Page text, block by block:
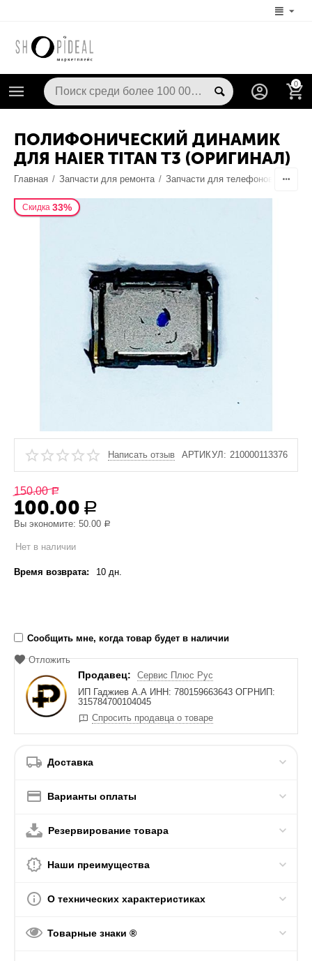
0
ПОЛИФОНИЧЕСКИЙ ДИНАМИК
ДЛЯ HAIER TITAN T3 (ОРИГИНАЛ)
Главная / Запчасти для ремонта / Запчасти для телефонов
Скидка 33%
Написать отзыв АРТИКУЛ: 210000113376
150.00 Р
100.00 Р
Вы экономите:50.00 Р
Нет в наличии
Время возврата: 10 дн.
Сообщить мне, когда товар будет в наличии
Отложить
Продавец:
Сервис Плюс Рус
ИП Гаджиев А.А ИНН: 780159663643 ОГРНИП:
315784700104045
Спросить продавца о товаре
Доставка
Варианты оплаты
Резервирование товара
Наши преимущества
О технических характеристиках
Товарные знаки ®